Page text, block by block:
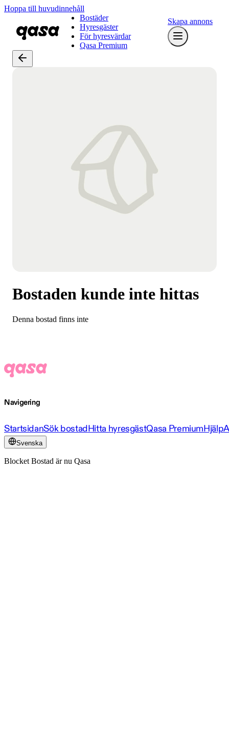
Hoppa till huvudinnehåll
Bostäder
Hyresgäster
För hyresvärdar
Qasa Premium
Skapa annons
Bostaden kunde inte hittas
Denna bostad finns inte
Navigering
StartsidanSök bostadHitta hyresgästQasa PremiumHjälp
Svenska
Blocket Bostad är nu Qasa